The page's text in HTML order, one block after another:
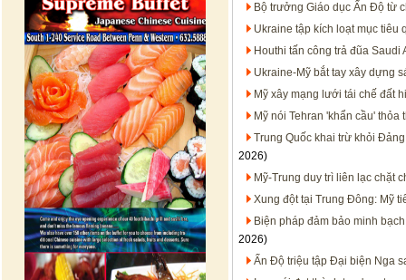
Bộ trưởng Giáo dục Ấn Độ từ
Ukraine tập kích loạt mục tiêu
Houthi tấn công trả đũa
Ukraine-Mỹ bắt tay xây dựng
Mỹ xây mạng lưới tái chế đất
Mỹ nói Tehran 'khẩn cầu'
Trung Quốc khai trừ khỏi
2026)
Mỹ-Trung duy trì liên lạc chặt
Xung đột tại Trung Đông: Mỹ
Biện pháp đảm bảo minh
2026)
Ấn Độ triệu tập Đại biện Nga